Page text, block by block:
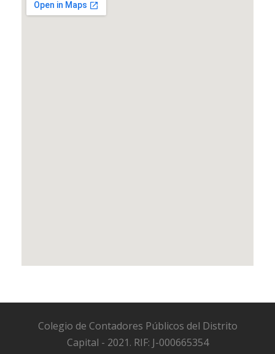
Colegio de Contadores Públicos del Distrito
Capital - 2021. RIF: J-000665354